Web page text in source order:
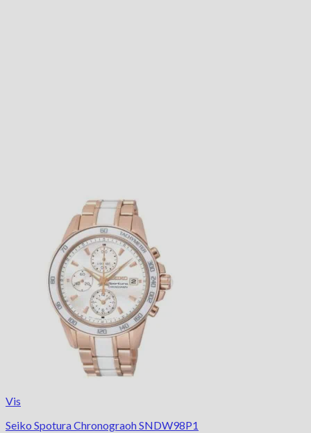
Vis
Seiko Spotura Chronograoh SNDW98P1